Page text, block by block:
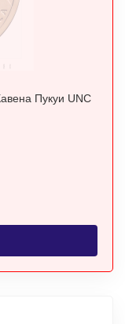
Пукуи UNC